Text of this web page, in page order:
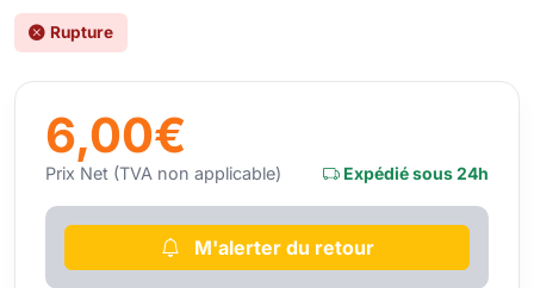
Rupture
6,00€
Prix Net (TVA non applicable) Expédié sous 24h
M'alerter du retour